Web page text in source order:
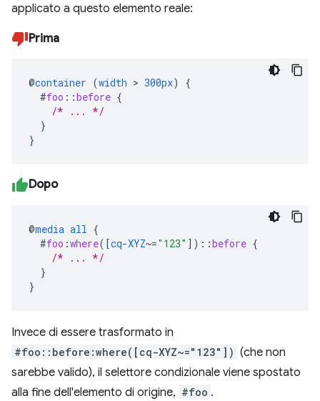
applicato a questo elemento reale:
Prima
@container (width > 300px)
{
#foo ::before {
/* ... */
}
}
Dopo
@media all {
#foo :where([cq-XYZ~="123" ]) ::before {
/* ... */
}
}
Invece di essere trasformato in
#foo::before:where([cq-XYZ~="123"]) (che non
sarebbe valido), il selettore condizionale viene spostato
alla fine dell'elemento di origine, #foo .